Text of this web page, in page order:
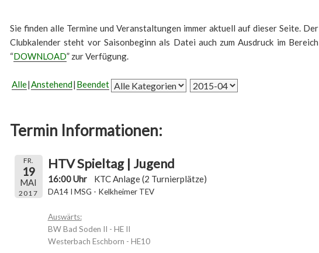
Sie finden alle Termine und Veranstaltungen immer aktuell auf dieser Seite. Der
Clubkalender steht vor Saisonbeginn als Datei auch zum Ausdruck im Bereich
“DOWNLOAD” zur Verfügung.
Alle Anstehend Beendet
Termin Informationen:
FR.
19
MAI
2017
HTV Spieltag | Jugend
16:00 Uhr KTC Anlage (2 Turnierplätze)
DA14 I MSG - Kelkheimer TEV
Auswärts:
BW Bad Soden II - HE II
Westerbach Eschborn - HE10